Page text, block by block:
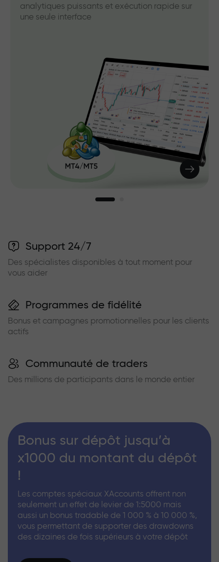
analytiques puissants et exécution rapide sur
une seule interface
Support 24/7
Des spécialistes disponibles à tout moment pour
vous aider
Programmes de fidélité
Bonus et campagnes promotionnelles pour les clients
actifs
Communauté de traders
Des millions de participants dans le monde entier
Bonus sur dépôt jusqu’à
x1000 du montant du dépôt
!
Les comptes spéciaux XAccounts offrent non
seulement un effet de levier de 1:5000 mais
aussi un bonus tradable de 1 000 % à 10 000 %,
vous permettant de supporter des drawdowns
des dizaines de fois supérieurs à votre dépôt